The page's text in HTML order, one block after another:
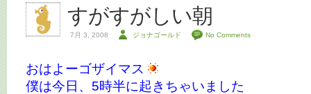
すがすがしい朝
7月 3, 2008 ジョナゴールド No Comments
おはよーゴザイマス
僕は今日、5時半に起きちゃいました